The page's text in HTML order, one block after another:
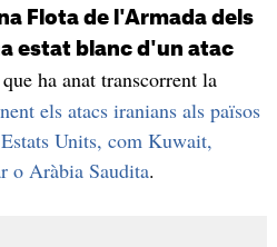
Flota de l'Armada dels
estat blanc d'un atac
ha anat transcorrent la
els atacs iranians als països
Units, com Kuwait,
o Aràbia Saudita.